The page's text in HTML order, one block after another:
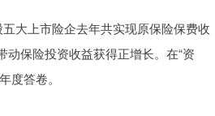
大上市险企去年共实现原保险保费收
保险投资收益获得正增长。在“资
度答卷。